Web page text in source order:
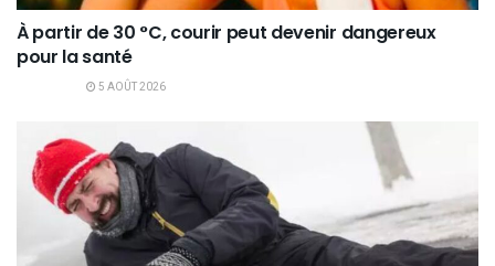
À partir de 30 °C, courir peut devenir dangereux
pour la santé
5 AOÛT 2026